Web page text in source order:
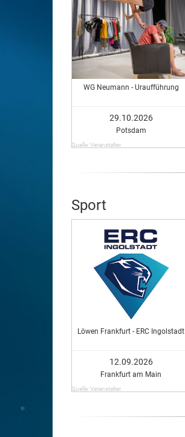
WG Neumann - Uraufführung
29.10.2026
Potsdam
Quelle: Veranstalter
Sport
Löwen Frankfurt - ERC Ingolstadt
12.09.2026
Frankfurt am Main
Quelle: Veranstalter